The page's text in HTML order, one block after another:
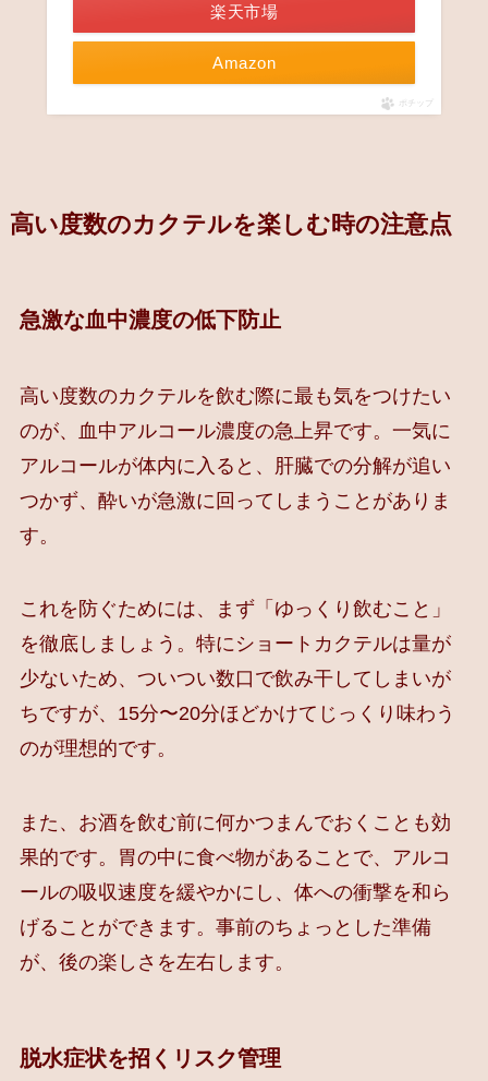
Amazon
楽天市場
ポチップ
高い度数のカクテルを楽しむ時の注意点
急激な血中濃度の低下防止
高い度数のカクテルを飲む際に最も気をつけたい
のが、血中アルコール濃度の急上昇です。一気に
アルコールが体内に入ると、肝臓での分解が追い
つかず、酔いが急激に回ってしまうことがありま
す。
これを防ぐためには、まず「ゆっくり飲むこと」
を徹底しましょう。特にショートカクテルは量が
少ないため、ついつい数口で飲み干してしまいが
ちですが、15分〜20分ほどかけてじっくり味わう
のが理想的です。
また、お酒を飲む前に何かつまんでおくことも効
果的です。胃の中に食べ物があることで、アルコ
ールの吸収速度を緩やかにし、体への衝撃を和ら
げることができます。事前のちょっとした準備
が、後の楽しさを左右します。
脱水症状を招くリスク管理